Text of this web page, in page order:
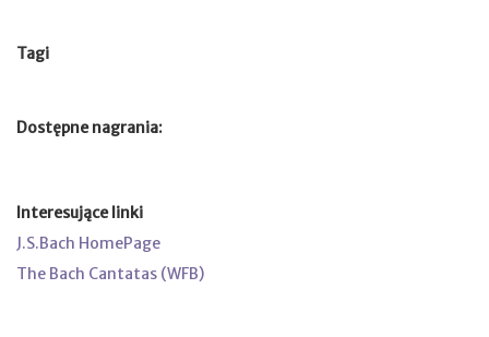
Tagi
Dostępne nagrania:
Interesujące linki
J.S.Bach HomePage
The Bach Cantatas (WFB)